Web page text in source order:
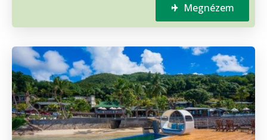
Megnézem